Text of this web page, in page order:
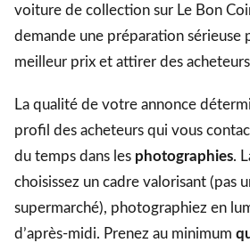
voiture de collection sur Le Bon
demande une préparation sérieuse
meilleur prix et attirer des
La qualité de votre annonce
profil des acheteurs qui vous
du temps dans les photographies.
choisissez un cadre valorisant (pas
supermarché), photographiez en
d’après-midi. Prenez au minimum